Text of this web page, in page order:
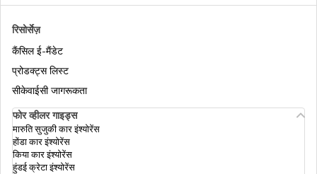
पैन कार्ड की सामान्य गलतियाँ और उनसे कैसे बचें/ठीक
पैन कार्ड आवेदन के लिए आवश्यक दस्तावेज़ों की सूची
रिसोर्सेज़
कैंसिल ई-मैंडेट
प्रोडक्ट्स लिस्ट
सीकेवाईसी जागरूकता
फोर व्हीलर गाइड्स
मारुति सुजुकी कार इंश्योरेंस
होंडा कार इंश्योरेंस
किया कार इंश्योरेंस
हुंडई क्रेटा इंश्योरेंस